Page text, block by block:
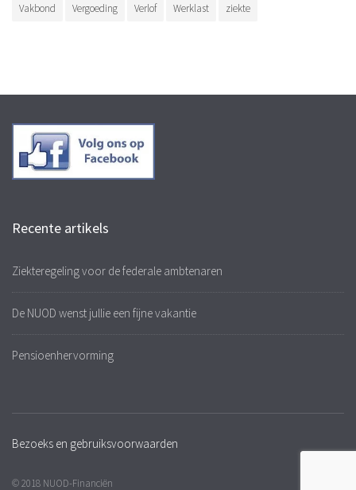
Vakbond Vergoeding Verlof Werklast ziekte
Recente artikels
Ziekteregeling voor de federale ambtenaren
De NUOD wenst jullie een fijne vakantie
Pensioenhervorming
Bezoeks en gebruiksvoorwaarden
© 2018 NUOD-Financiën